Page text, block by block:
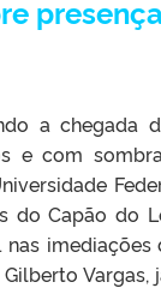
a chegada
e com
do Capão do
nas